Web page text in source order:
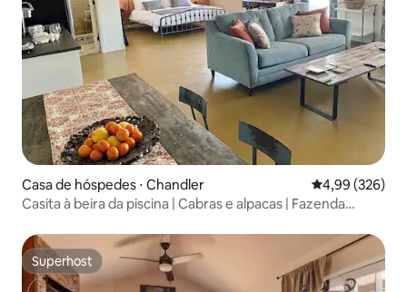
Casa de hóspedes ⋅ Chandler 4,99 de uma
4,99 (326)
Casita à beira da piscina | Cabras e alpacas | Fazenda
Superhost
Superhost